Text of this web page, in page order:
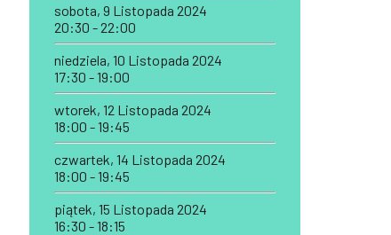
sobota, 9 Listopada 2024
20:30 - 22:00
niedziela, 10 Listopada 2024
17:30 - 19:00
wtorek, 12 Listopada 2024
18:00 - 19:45
czwartek, 14 Listopada 2024
18:00 - 19:45
piątek, 15 Listopada 2024
16:30 - 18:15